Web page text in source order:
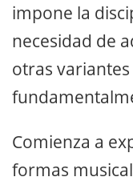
impone la
necesidad de
otras
Comienza a
formas